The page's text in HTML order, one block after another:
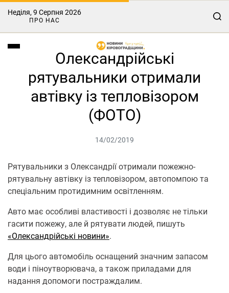
Неділя, 9 Серпня 2026
ПРО НАС
Олександрійські
рятувальники отримали
автівку із тепловізором
(ФОТО)
14/02/2019
Рятувальники з Олександрії отримали пожежно-
рятувальну автівку із тепловізором, автопомпою та
спеціальним протидимним освітленням.
Авто має особливі властивості і дозволяє не тільки
гасити пожежу, але й рятувати людей, пишуть
«Олександрійські новини».
Для цього автомобіль оснащений значним запасом
води і піноутворювача, а також приладами для
надання допомоги постраждалим.